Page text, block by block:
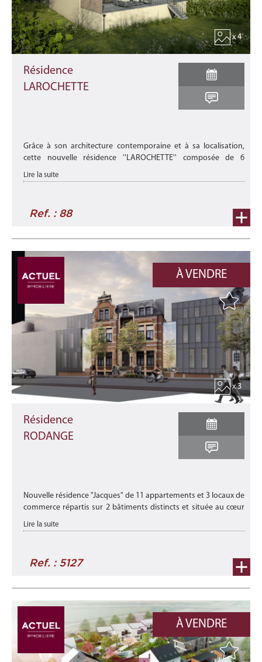
x 4
Résidence
LAROCHETTE
Grâce à son architecture contemporaine et à sa localisation,
cette nouvelle résidence ''LAROCHETTE'' composée de 6
appartements répartis dans 2 résidences de 3 niveaux et située
au dans le vil ...
Lire la suite
Ref. : 88
À VENDRE
x 3
Résidence
RODANGE
Nouvelle résidence "Jacques" de 11 appartements et 3 locaux de
commerce répartis sur 2 bâtiments distincts et située au cœur
de la ville de Rodange, proche des transports en communs, des
comm ...
Lire la suite
Ref. : 5127
À VENDRE